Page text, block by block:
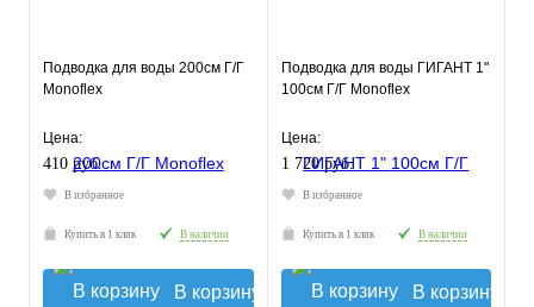
Подводка для воды 200см Г/Г
Monoflex
Цена:
410 руб.
В избранное
Купить в 1 клик В наличии
В корзину
Подводка для воды ГИГАНТ 1"
100см Г/Г Monoflex
Цена:
1 720 руб.
В избранное
Купить в 1 клик В наличии
В корзину